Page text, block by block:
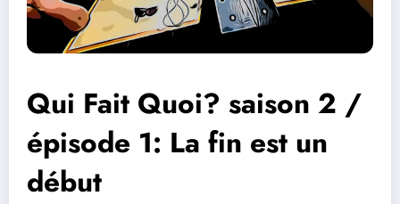
Qui Fait Quoi? saison 2 /
épisode 1: La fin est un
début